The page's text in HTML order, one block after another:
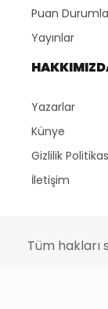
Puan
Yayınlar
Yazarlar
Künye
Gizlilik
İletişim
Tüm hakları